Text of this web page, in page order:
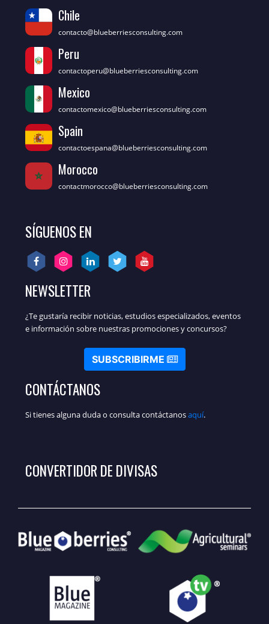
Chile
contacto@blueberriesconsulting.com
Peru
contactoperu@blueberriesconsulting.com
Mexico
contactomexico@blueberriesconsulting.com
Spain
contactoespana@blueberriesconsulting.com
Morocco
contactmorocco@blueberriesconsulting.com
SÍGUENOS EN
NEWSLETTER
¿Te gustaría recibir noticias, estudios especializados, eventos
e información sobre nuestras promociones y concursos?
SUBSCRIBIRME
CONTÁCTANOS
Si tienes alguna duda o consulta contáctanosaquí.
CONVERTIDOR DE DIVISAS